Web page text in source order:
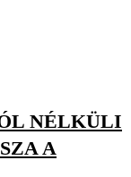
NÉLKÜLI
A